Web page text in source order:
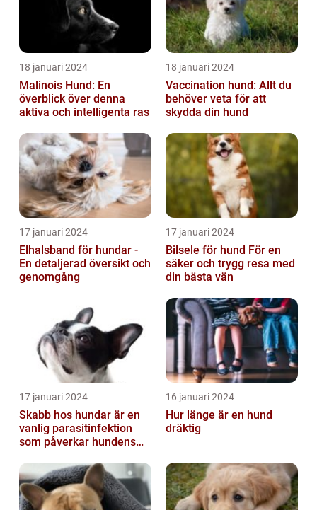
18 januari 2024
Malinois Hund: En
överblick över denna
aktiva och intelligenta ras
18 januari 2024
Vaccination hund: Allt du
behöver veta för att
skydda din hund
17 januari 2024
Elhalsband för hundar -
En detaljerad översikt och
genomgång
17 januari 2024
Bilsele för hund För en
säker och trygg resa med
din bästa vän
17 januari 2024
Skabb hos hundar är en
vanlig parasitinfektion
som påverkar hundens
16 januari 2024
Hur länge är en hund
dräktig